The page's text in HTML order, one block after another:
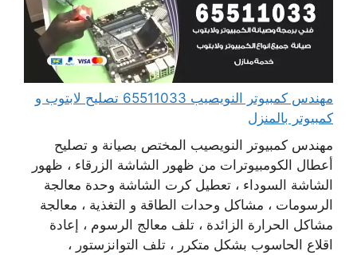
مهندس كمبيوتر النويصيب 65511033 تصليح لابتوب و
كمبيوتر بالمنزل
مهندس كمبيوتر النويصيب المختص بصيانة و تصليح
أعطال الكومبيوترات من ظهور الشاشة الزرقاء ، ظهور
الشاشة السوداء ، تعطيل كرت الشاشة وحدة معالجة
الرسومات ، مشاكل وحدات الطاقة و التغذية ، معالجة
مشاكل الحرارة الزائدة ، تلف معالج الرسوم ، إعادة
اقلاع الحاسوب بشكل متكرر ، تلف التوانزستور ،